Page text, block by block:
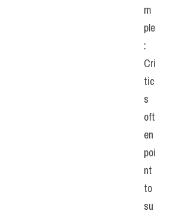
m
ple
:
Cri
tic
s
oft
en
poi
nt
to
su